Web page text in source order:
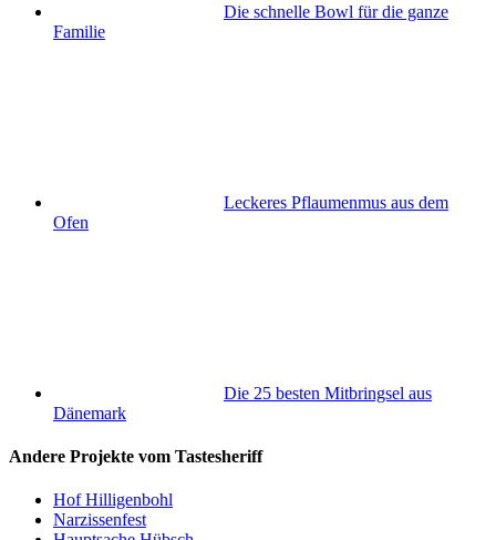
Die schnelle Bowl für die ganze
Familie
Leckeres Pflaumenmus aus dem
Ofen
Die 25 besten Mitbringsel aus
Dänemark
Andere Projekte vom Tastesheriff
Hof Hilligenbohl
Narzissenfest